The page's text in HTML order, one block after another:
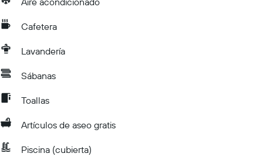
Cafetera
Lavandería
Sábanas
Toallas
Artículos de aseo gratis
Piscina (cubierta)